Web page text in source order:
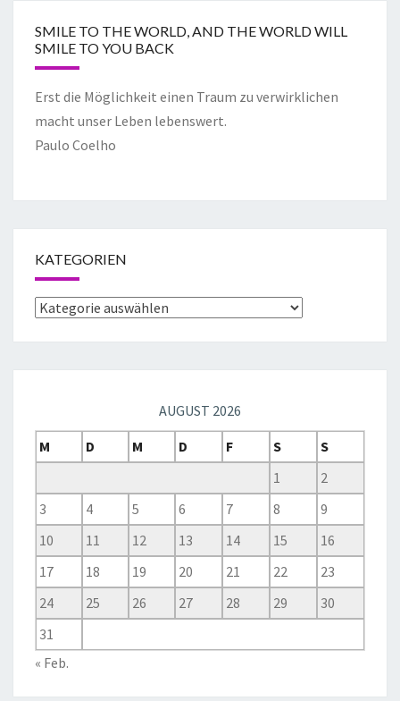
SMILE TO THE WORLD, AND THE WORLD WILL
SMILE TO YOU BACK
Erst die Möglichkeit einen Traum zu verwirklichen
macht unser Leben lebenswert.
Paulo Coelho
KATEGORIEN
AUGUST 2026
M
D M D F S
S
1
2
3
4 5 6 7 8
9
10
11 12 13 14 15
16
17
18 19 20 21 22
23
24
25 26 27 28 29
30
31
« Feb.